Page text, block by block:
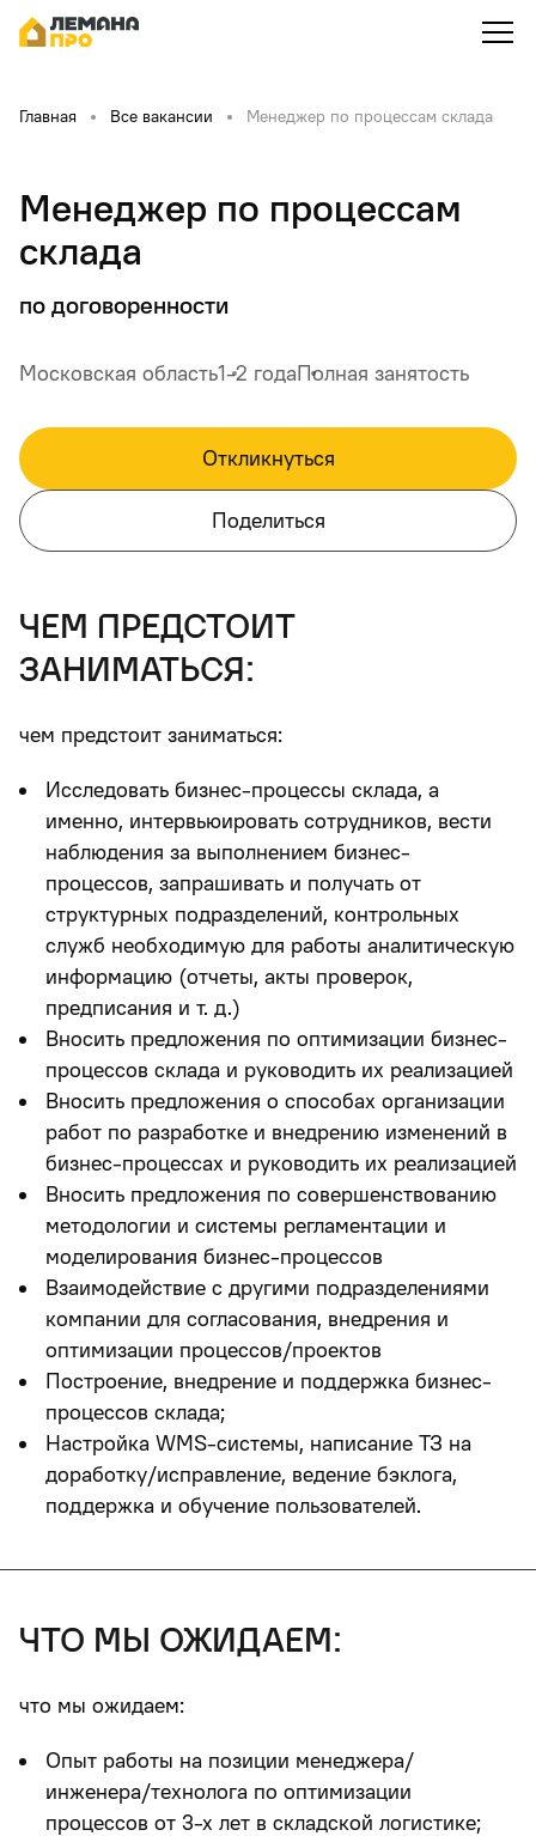
Главная Все вакансии Менеджер по процессам склада
Менеджер по процессам
склада
по договоренности
Московская область1-2 годаПолная занятость
Откликнуться
Поделиться
чем предстоит
заниматься:
чем предстоит заниматься:
Исследовать бизнес-процессы склада, а
именно, интервьюировать сотрудников, вести
наблюдения за выполнением бизнес-
процессов, запрашивать и получать от
структурных подразделений, контрольных
служб необходимую для работы аналитическую
информацию (отчеты, акты проверок,
предписания и т. д.)
Вносить предложения по оптимизации бизнес-
процессов склада и руководить их реализацией
Вносить предложения о способах организации
работ по разработке и внедрению изменений в
бизнес-процессах и руководить их реализацией
Вносить предложения по совершенствованию
методологии и системы регламентации и
моделирования бизнес-процессов
Взаимодействие с другими подразделениями
компании для согласования, внедрения и
оптимизации процессов/проектов
Построение, внедрение и поддержка бизнес-
процессов склада;
Настройка WMS-системы, написание ТЗ на
доработку/исправление, ведение бэклога,
поддержка и обучение пользователей.
что мы ожидаем:
что мы ожидаем:
Опыт работы на позиции менеджера/
инженера/технолога по оптимизации
процессов от 3-х лет в складской логистике;